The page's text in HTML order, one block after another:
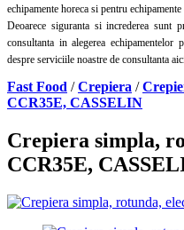
echipamente horeca si pentru
Deoarece siguranta si increderea sunt
consultanta in alegerea
despre serviciile noastre de consultanta
Fast Food /Crepiera /
CCR35E, CASSELIN
Crepiera simpla,
CCR35E,